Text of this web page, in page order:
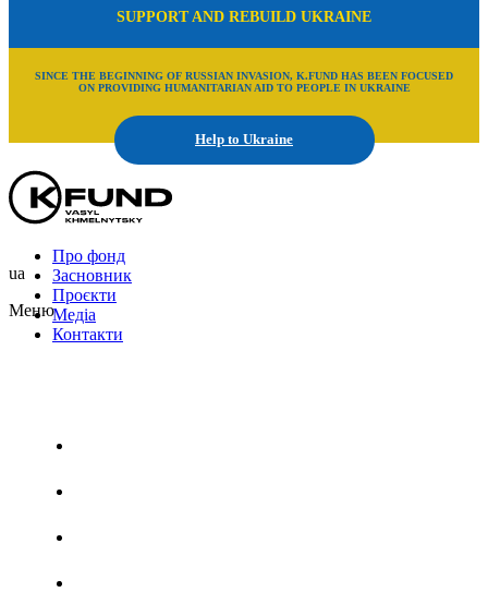
SUPPORT AND REBUILD UKRAINE
SINCE THE BEGINNING OF RUSSIAN INVASION, K.FUND HAS BEEN FOCUSED
ON PROVIDING HUMANITARIAN AID TO PEOPLE IN UKRAINE
Help to Ukraine
Про фонд
Засновник
Проєкти
Медіа
Контакти
ua
Меню